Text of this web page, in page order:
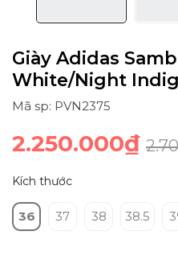
Giày Adidas
White/Night
Mã sp: PVN2375
2.250.000₫
Kích thước
36 37 38 38.5